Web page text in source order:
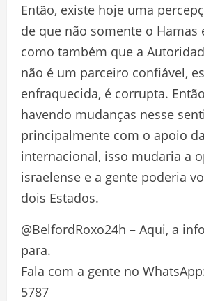
Então, existe hoje uma
de que não somente o Hamas
como também que a
não é um parceiro confiável,
enfraquecida, é corrupta.
havendo mudanças nesse
principalmente com o apoio
internacional, isso mudaria a
israelense e a gente poderia
dois Estados.
@BelfordRoxo24h – Aqui, a
para.
Fala com a gente no
5787